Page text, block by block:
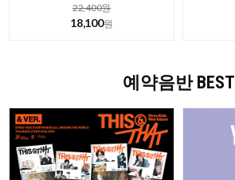
22,400원
18,100원
예약음반 BEST